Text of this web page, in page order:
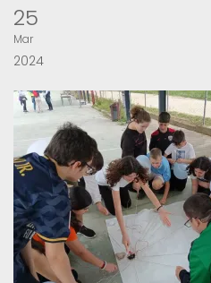
25
Mar
2024